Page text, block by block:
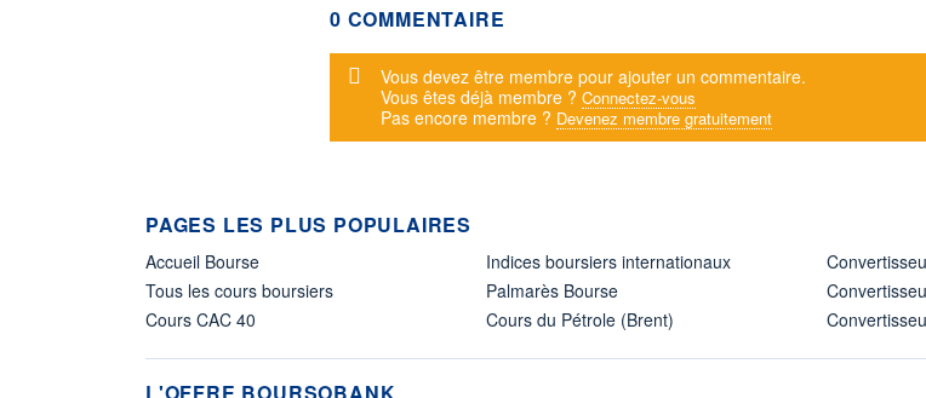
0 COMMENTAIRE
Message d'alerte
Vous devez être membre pour ajouter un commentaire.
Vous êtes déjà membre ? Connectez-vous
Pas encore membre ? Devenez membre gratuitement
PAGES LES PLUS POPULAIRES
Accueil Bourse
Tous les cours boursiers
Cours CAC 40
Indices boursiers internationaux
Palmarès Bourse
Cours du Pétrole (Brent)